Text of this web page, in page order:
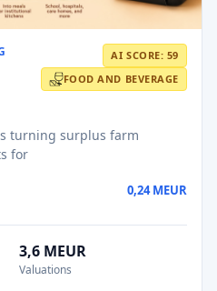
AI SCORE: 59
FOOD AND BEVERAGE
turning surplus farm
for
0,24 MEUR
3,6 MEUR
Valuations